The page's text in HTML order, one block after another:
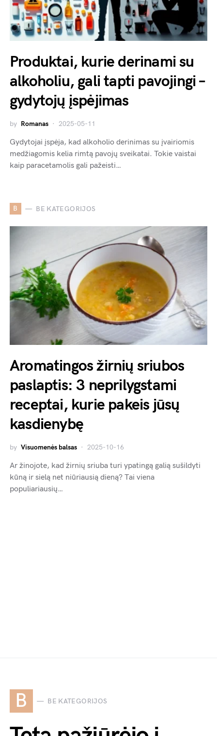
Produktai, kurie derinami su
alkoholiu, gali tapti pavojingi –
gydytojų įspėjimas
by Romanas 2025-05-11
Gydytojai įspėja, kad alkoholio derinimas su įvairiomis
medžiagomis kelia rimtą pavojų sveikatai. Tokie vaistai
kaip paracetamolis gali pažeisti…
B BE KATEGORIJOS
Aromatingos žirnių sriubos
paslaptis: 3 neprilygstami
receptai, kurie pakeis jūsų
kasdienybę
by Visuomenės balsas 2025-10-16
Ar žinojote, kad žirnių sriuba turi ypatingą galią sušildyti
kūną ir sielą net niūriausią dieną? Tai viena
populiariausių…
B BE KATEGORIJOS